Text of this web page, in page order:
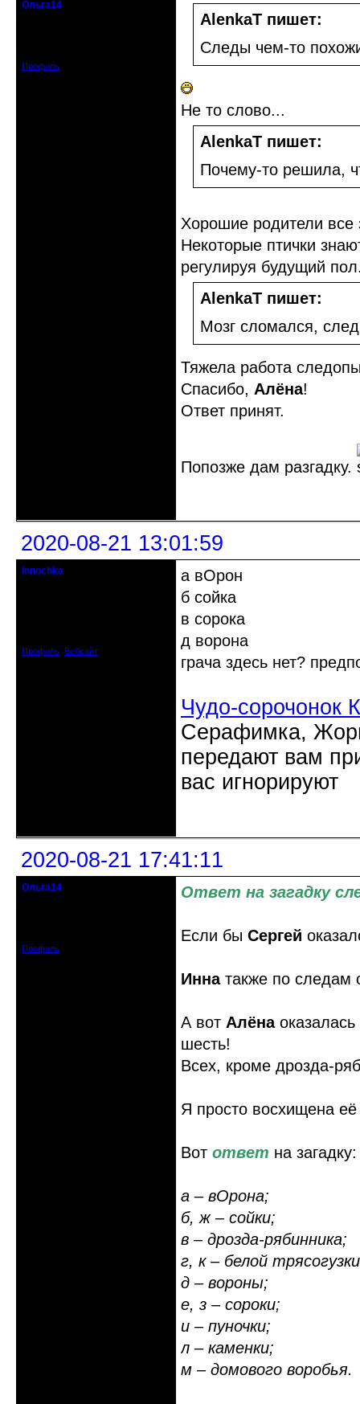
Ольга14
Профиль
AlenkaT пишет:
Следы чем-то
Не то слово...
AlenkaT пишет:
Почему-то решила,
Хорошие родители
Некоторые птички
регулируя будущий
AlenkaT пишет:
Мозг сломался,
Тяжела работа
Спасибо, Алёна!
Ответ принят.
Попозже дам разгадку.
2020-08-21 13:01:59
innochka
Профиль Вебсайт
а вОрон
б сойка
в сорока
д ворона
грача здесь нет?
Чудо-сорочонок
Серафимка,
передают вам
вас игнорируют
2020-08-21 17:41:11
Ольга14
Профиль
Ответ на загадку
Если бы Сергей
Инна также по следам
А вот Алёна
шесть!
Всех, кроме дрозда-
Я просто восхищена
Вот ответ на загадку:
а – вОрона;
б, ж – сойки;
в – дрозда-рябинника;
г, к – белой
д – вороны;
е, з – сороки;
и – пуночки;
л – каменки;
м – домового воробья.